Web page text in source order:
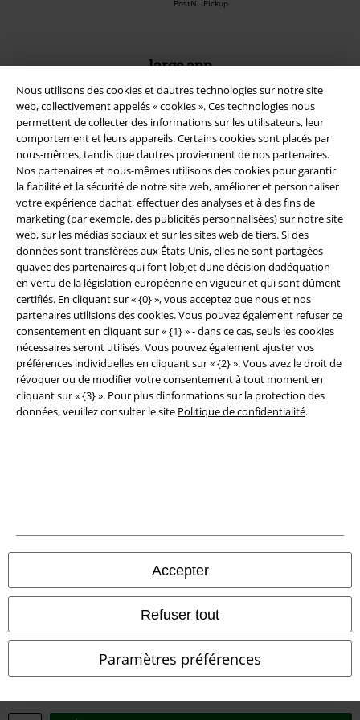
Nous utilisons des cookies et dautres technologies sur notre site
web, collectivement appelés « cookies ». Ces technologies nous
permettent de collecter des informations sur les utilisateurs, leur
comportement et leurs appareils. Certains cookies sont placés par
nous-mêmes, tandis que dautres proviennent de nos partenaires.
Nos partenaires et nous-mêmes utilisons des cookies pour garantir
la fiabilité et la sécurité de notre site web, améliorer et personnaliser
votre expérience dachat, effectuer des analyses et à des fins de
marketing (par exemple, des publicités personnalisées) sur notre site
web, sur les médias sociaux et sur les sites web de tiers. Si des
données sont transférées aux États-Unis, elles ne sont partagées
quavec des partenaires qui font lobjet dune décision dadéquation
en vertu de la législation européenne en vigueur et qui sont dûment
certifiés. En cliquant sur « {0} », vous acceptez que nous et nos
partenaires utilisions des cookies. Vous pouvez également refuser ce
consentement en cliquant sur « {1} » - dans ce cas, seuls les cookies
nécessaires seront utilisés. Vous pouvez également ajuster vos
préférences individuelles en cliquant sur « {2} ». Vous avez le droit de
révoquer ou de modifier votre consentement à tout moment en
cliquant sur « {3} ». Pour plus dinformations sur la protection des
données, veuillez consulter le site Politique de confidentialité.
Accepter
Refuser tout
Paramètres préférences
PostNL Pickup
large app
Téléchargez la nouvelle Appli large gratuitement et profitez de tous
ses avantages et de toutes ses fonctionnalités.
A Warner Music Group Company
Sécurité
Légal